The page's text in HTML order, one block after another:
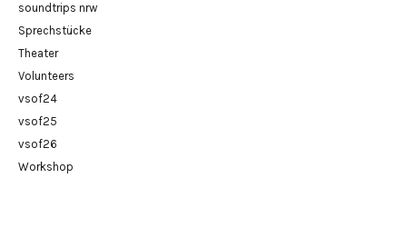
soundtrips nrw
Sprechstücke
Theater
Volunteers
vsof24
vsof25
vsof26
Workshop